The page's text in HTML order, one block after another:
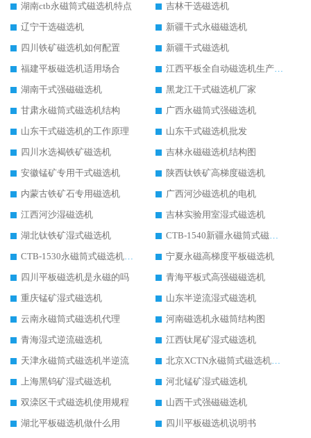
湖南ctb永磁筒式磁选机特点
吉林干选磁选机
辽宁干选磁选机
新疆干式永磁磁选机
四川铁矿磁选机如何配置
新疆干式磁选机
福建平板磁选机适用场合
江西平板全自动磁选机生产厂家
湖南干式强磁磁选机
黑龙江干式磁选机厂家
甘肃永磁筒式磁选机结构
广西永磁筒式强磁选机
山东干式磁选机的工作原理
山东干式磁选机批发
四川水选褐铁矿磁选机
吉林永磁磁选机结构图
安徽锰矿专用干式磁选机
陕西钛铁矿高梯度磁选机
内蒙古铁矿石专用磁选机
广西河沙磁选机的电机
江西河沙湿磁选机
吉林实验用室湿式磁选机
湖北钛铁矿湿式磁选机
CTB-1540新疆永磁筒式磁选机
CTB-1530永磁筒式磁选机代理商
宁夏永磁高梯度平板磁选机
四川平板磁选机是永磁的吗
青海平板式高强磁磁选机
重庆锰矿湿式磁选机
山东半逆流湿式磁选机
云南永磁筒式磁选机代理
河南磁选机永磁筒结构图
青海湿式逆流磁选机
江西钛尾矿湿式磁选机
天津永磁筒式磁选机半逆流
北京XCTN永磁筒式磁选机磁块位置
上海黑钨矿湿式磁选机
河北锰矿湿式磁选机
双滦区干式磁选机使用规程
山西干式强磁磁选机
湖北平板磁选机做什么用
四川平板磁选机说明书